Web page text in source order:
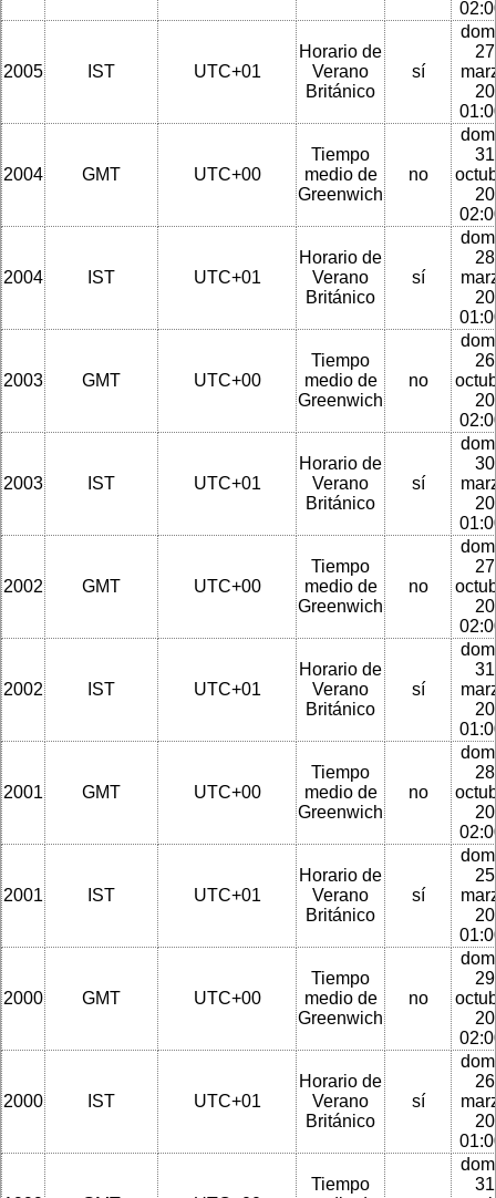
2005 IST UTC+01
Horario de
Verano
Británico
sí
2004 GMT UTC+00
Tiempo
medio de
Greenwich
no
2004 IST UTC+01
Horario de
Verano
Británico
sí
2003 GMT UTC+00
Tiempo
medio de
Greenwich
no
2003 IST UTC+01
Horario de
Verano
Británico
sí
2002 GMT UTC+00
Tiempo
medio de
Greenwich
no
2002 IST UTC+01
Horario de
Verano
Británico
sí
2001 GMT UTC+00
Tiempo
medio de
Greenwich
no
2001 IST UTC+01
Horario de
Verano
Británico
sí
2000 GMT UTC+00
Tiempo
medio de
Greenwich
no
2000 IST UTC+01
Horario de
Verano
Británico
sí
Tiempo